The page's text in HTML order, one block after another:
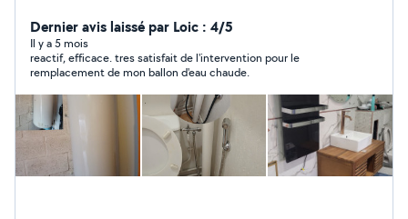
analyser le problème et réparer en fonction, c'est-à-dire
tout ce qui touche à la tuyauterie, les wc, les fuites,
lavabo, robineterie, chaudière, ballon d'eau chaude
...etc. Egalement dans la vie je suis manuel, je monte
des meubles, répare, bricole,...etc. merci Je me tiens à
votre service et disposition vous pouvez me constate
Dernier avis laissé par Loic : 4/5
Il y a 5 mois
reactif, efficace. tres satisfait de l'intervention pour le
remplacement de mon ballon d'eau chaude.